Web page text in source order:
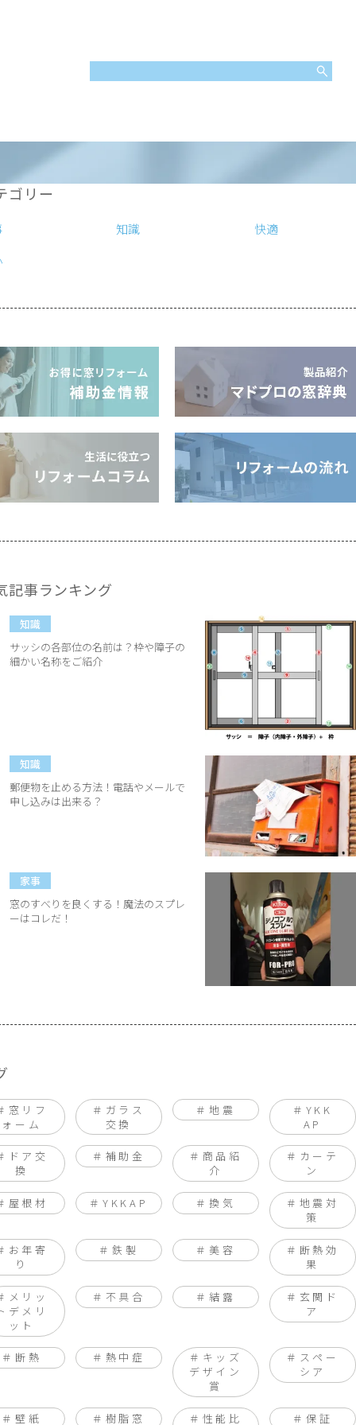
ゴリー
知識
快適
記事ランキング
サッシの各部位の名前は？枠や障子の
細かい名称をご紹介
知識
郵便物を止める方法！電話やメールで
申し込みは出来る？
知識
窓のすべりを良くする！魔法のスプレ
ーはコレだ！
家事
窓リフ
ォーム
ガラス
交換
地震
YKK
AP
ドア交
換
補助金
商品紹
介
カーテ
ン
屋根材 YKKAP 換気
地震対
策
お年寄
り
鉄製 美容
断熱効
果
メリッ
デメリ
ット
不具合 結露
玄関ド
ア
断熱 熱中症
キッズ
デザイン
賞
スペー
シア
壁紙 樹脂窓 性能比 保証